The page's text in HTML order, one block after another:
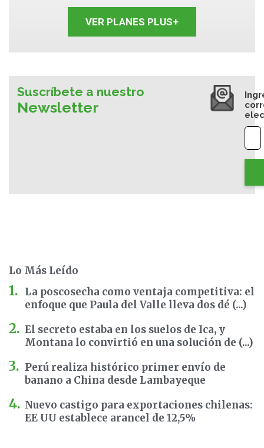
VER PLANES PLUS+
Suscríbete a nuestro
Newsletter
Lo Más Leído
La poscosecha como ventaja competitiva: el
enfoque que Paula del Valle lleva dos dé (...)
El secreto estaba en los suelos de Ica, y
Montana lo convirtió en una solución de (...)
Perú realiza histórico primer envío de
banano a China desde Lambayeque
Nuevo castigo para exportaciones chilenas:
EE UU establece arancel de 12,5%